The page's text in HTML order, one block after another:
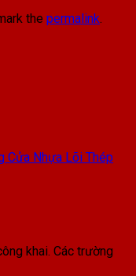
the permalink.
Cửa Nhựa Lõi Thép
khai. Các trường